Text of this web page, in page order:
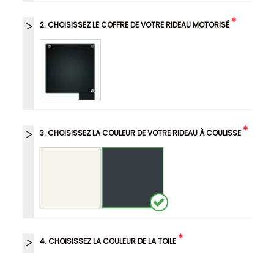
2. CHOISISSEZ LE COFFRE DE VOTRE RIDEAU MOTORISÉ *
3. CHOISISSEZ LA COULEUR DE VOTRE RIDEAU À COULISSE *
4. CHOISISSEZ LA COULEUR DE LA TOILE *